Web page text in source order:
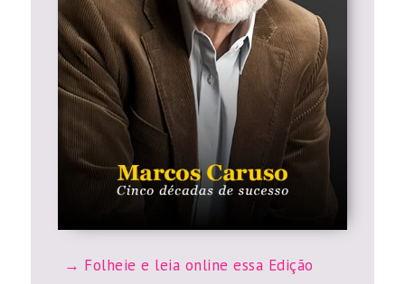
Folheie e leia online essa Edição